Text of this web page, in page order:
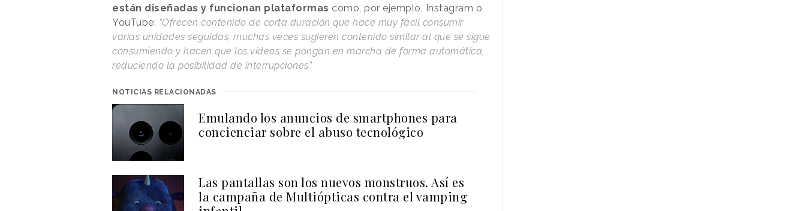
están diseñadas y funcionan plataformas como, por ejemplo, Instagram o
YouTube: “Ofrecen contenido de corta duración que hace muy fácil consumir
varias unidades seguidas, muchas veces sugieren contenido similar al que se sigue
consumiendo y hacen que los vídeos se pongan en marcha de forma automática,
reduciendo la posibilidad de interrupciones”.
NOTICIAS RELACIONADAS
Emulando los anuncios de smartphones para
concienciar sobre el abuso tecnológico
Las pantallas son los nuevos monstruos. Así es
la campaña de Multiópticas contra el vamping